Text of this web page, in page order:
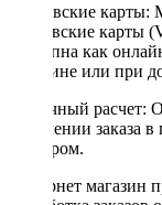
Банковские
банковские карты
доступна как
магазине или при
Наличный расчет:
получении заказа
курьером.
Интернет магазин